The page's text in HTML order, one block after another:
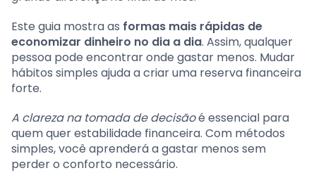
Este guia mostra as formas mais rápidas de
economizar dinheiro no dia a dia. Assim, qualquer
pessoa pode encontrar onde gastar menos. Mudar
hábitos simples ajuda a criar uma reserva financeira
forte.
A clareza na tomada de decisãoé essencial para
quem quer estabilidade financeira. Com métodos
simples, você aprenderá a gastar menos sem
perder o conforto necessário.